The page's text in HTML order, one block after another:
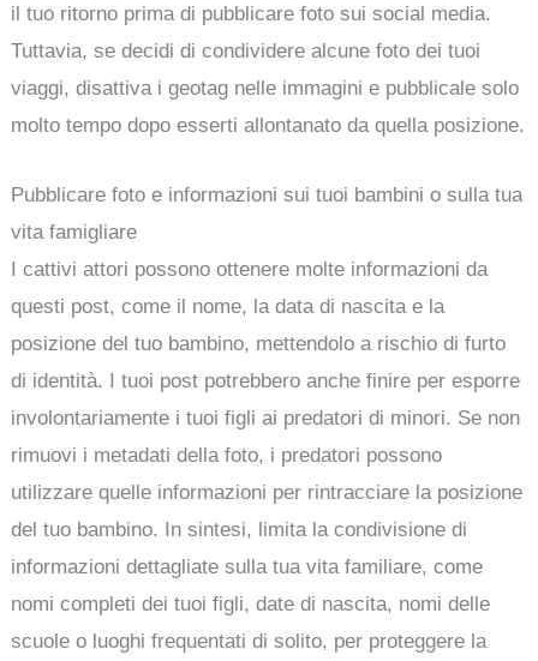
il tuo ritorno prima di pubblicare foto sui social media.
Tuttavia, se decidi di condividere alcune foto dei tuoi
viaggi, disattiva i geotag nelle immagini e pubblicale solo
molto tempo dopo esserti allontanato da quella posizione.
Pubblicare foto e informazioni sui tuoi bambini o sulla tua
vita famigliare
I cattivi attori possono ottenere molte informazioni da
questi post, come il nome, la data di nascita e la
posizione del tuo bambino, mettendolo a rischio di furto
di identità. I tuoi post potrebbero anche finire per esporre
involontariamente i tuoi figli ai predatori di minori. Se non
rimuovi i metadati della foto, i predatori possono
utilizzare quelle informazioni per rintracciare la posizione
del tuo bambino. In sintesi, limita la condivisione di
informazioni dettagliate sulla tua vita familiare, come
nomi completi dei tuoi figli, date di nascita, nomi delle
scuole o luoghi frequentati di solito, per proteggere la